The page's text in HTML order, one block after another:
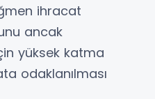
ihracat
ancak
yüksek katma
odaklanılması